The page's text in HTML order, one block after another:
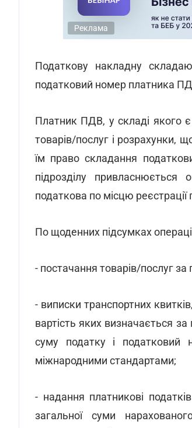
Реклама
Податкову накладну
податковий номер платника
Платник ПДВ, у складі якого є
товарів/послуг і
їм право складання
підрозділу
податкова по місцю
По щоденних підсумках
- постачання товарів/послуг
- виписки транспортних
вартість яких визначається
суму податку і
міжнародними стандартами;
- надання платникові
загальної суми